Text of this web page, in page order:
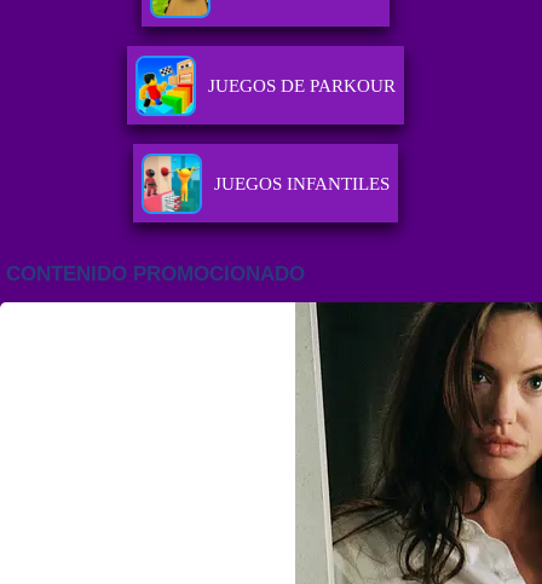
JUEGOS DE PARKOUR
JUEGOS INFANTILES